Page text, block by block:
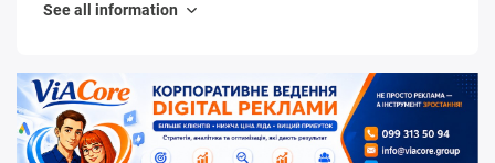
Навіс для автомобіля вже давно не вважається
атрибутом розкоші, оскільки він став не просто
накриттям, а зручною спорудою. Наприклад,
перебуваючи на дачі, мало хто хоче сидіти в
See all information